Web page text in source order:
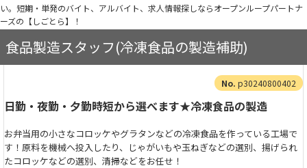
い。短期・単発のバイト、アルバイト、求人情報探しならオープンループパートナ
ーズの【しごとら】！
食品製造スタッフ(冷凍食品の製造補助)
p30240800402
日勤・夜勤・夕勤時短から選べます★冷凍食品の製造
お弁当用の小さなコロッケやグラタンなどの冷凍食品を作っている工場で
す！原料を機械へ投入したり、じゃがいもや玉ねぎなどの選別、揚げられ
たコロッケなどの選別、清掃などをお任せ！